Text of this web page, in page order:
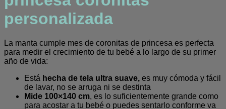
personalizada
La manta cumple mes de coronitas de princesa es perfecta
para medir el crecimiento de tu bebé a lo largo de su primer
año de vida:
Está hecha de tela ultra suave, es muy cómoda y fácil
de lavar, no se arruga ni se destinta
Mide 100×140 cm, es lo suficientemente grande como
para acostar a tu bebé o puedes sentarlo conforme va